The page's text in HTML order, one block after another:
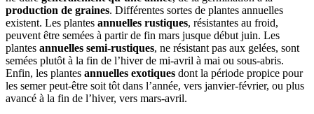
production de graines. Différentes sortes de plantes annuelles
existent. Les plantes annuelles rustiques, résistantes au froid,
peuvent être semées à partir de fin mars jusque début juin. Les
plantes annuelles semi-rustiques, ne résistant pas aux gelées, sont
semées plutôt à la fin de l’hiver de mi-avril à mai ou sous-abris.
Enfin, les plantes annuelles exotiques dont la période propice pour
les semer peut-être soit tôt dans l’année, vers janvier-février, ou plus
avancé à la fin de l’hiver, vers mars-avril.